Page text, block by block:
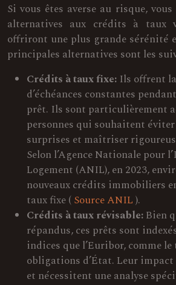
Si vous êtes averse au risque,
alternatives aux crédits à taux
offriront une plus grande sérénité
principales alternatives sont les
Crédits à taux fixe: Ils offrent
d’échéances constantes
prêt. Ils sont particulièrement
personnes qui souhaitent
surprises et maîtriser
Selon l’Agence Nationale pour
Logement (ANIL), en 2023,
nouveaux crédits immobiliers
taux fixe (Source ANIL).
Crédits à taux révisable:Bien
répandus, ces prêts sont
indices que l’Euribor, comme le
obligations d’État. Leur
et nécessitent une analyse